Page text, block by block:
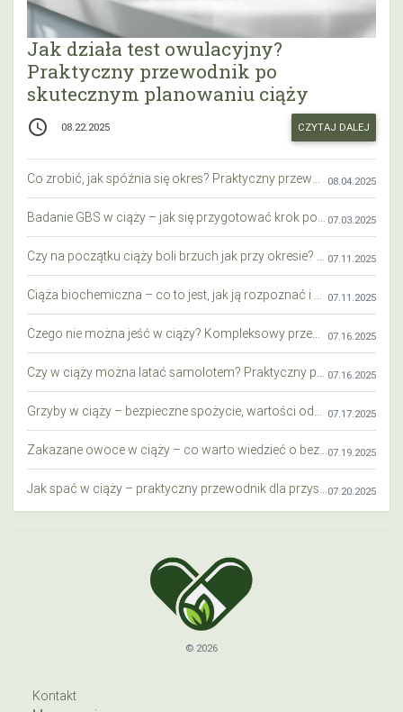
Jak działa test owulacyjny?
Praktyczny przewodnik po
skutecznym planowaniu ciąży
access_time 08.22.2025 CZYTAJ DALEJ
08.04.2025
07.03.2025
07.11.2025
07.11.2025
07.16.2025
07.16.2025
07.17.2025
07.19.2025
07.20.2025
© 2026
Kontakt